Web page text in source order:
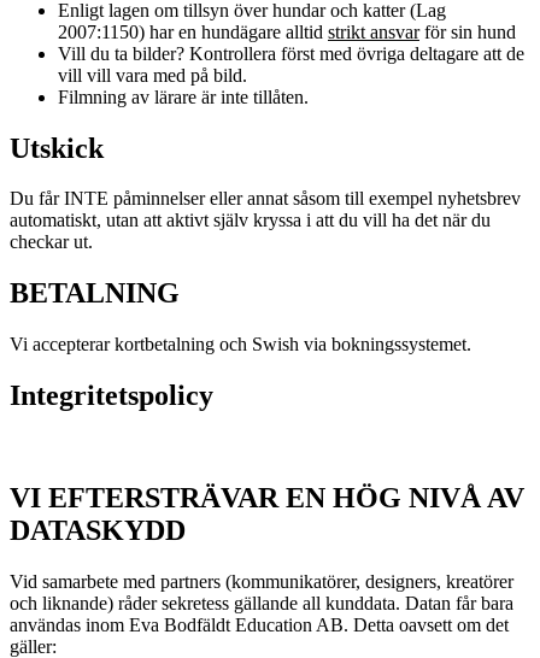
Enligt lagen om tillsyn över hundar och katter (Lag
2007:1150) har en hundägare alltid strikt ansvarför sin hund
Vill du ta bilder? Kontrollera först med övriga deltagare att de
vill vill vara med på bild.
Filmning av lärare är inte tillåten.
Utskick
Du får INTE påminnelser eller annat såsom till exempel nyhetsbrev
automatiskt, utan att aktivt själv kryssa i att du vill ha det när du
checkar ut.
BETALNING
Vi accepterar kortbetalning och Swish via bokningssystemet.
Integritetspolicy
VI EFTERSTRÄVAR EN HÖG NIVÅ AV
DATASKYDD
Vid samarbete med partners (kommunikatörer, designers, kreatörer
och liknande) råder sekretess gällande all kunddata. Datan får bara
användas inom Eva Bodfäldt Education AB. Detta oavsett om det
gäller: